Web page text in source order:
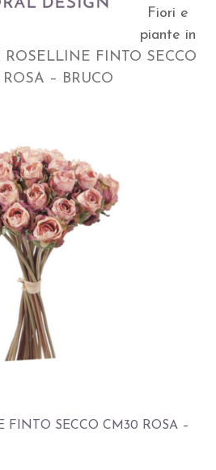
Fiori e
piante in
ROSELLINE FINTO SECCO
– BRUCO
FINTO SECCO CM30 ROSA –